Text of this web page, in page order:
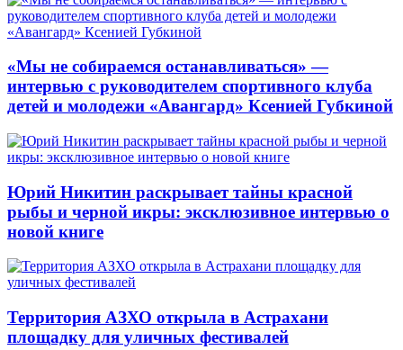
«Мы не собираемся останавливаться» —
интервью с руководителем спортивного клуба
детей и молодежи «Авангард» Ксенией Губкиной
Юрий Никитин раскрывает тайны красной
рыбы и черной икры: эксклюзивное интервью о
новой книге
Территория АЗХО открыла в Астрахани
площадку для уличных фестивалей